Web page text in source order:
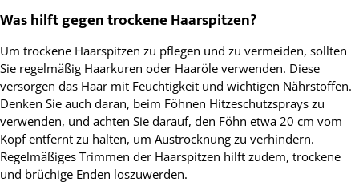
Was hilft gegen trockene Haarspitzen?
Um trockene Haarspitzen zu pflegen und zu vermeiden, sollten
Sie regelmäßig Haarkuren oder Haaröle verwenden. Diese
versorgen das Haar mit Feuchtigkeit und wichtigen Nährstoffen.
Denken Sie auch daran, beim Föhnen Hitzeschutzsprays zu
verwenden, und achten Sie darauf, den Föhn etwa 20 cm vom
Kopf entfernt zu halten, um Austrocknung zu verhindern.
Regelmäßiges Trimmen der Haarspitzen hilft zudem, trockene
und brüchige Enden loszuwerden.